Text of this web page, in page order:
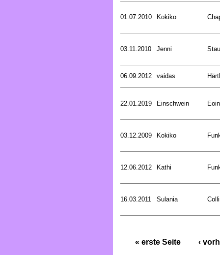
01.07.2010 Kokiko
03.11.2010 Jenni
06.09.2012 vaidas
22.01.2019 Einschwein
03.12.2009 Kokiko
12.06.2012 Kathi
16.03.2011 Sulania
« erste Seite ‹